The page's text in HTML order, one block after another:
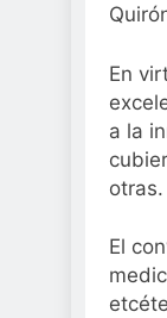
En
a la
otras.
El